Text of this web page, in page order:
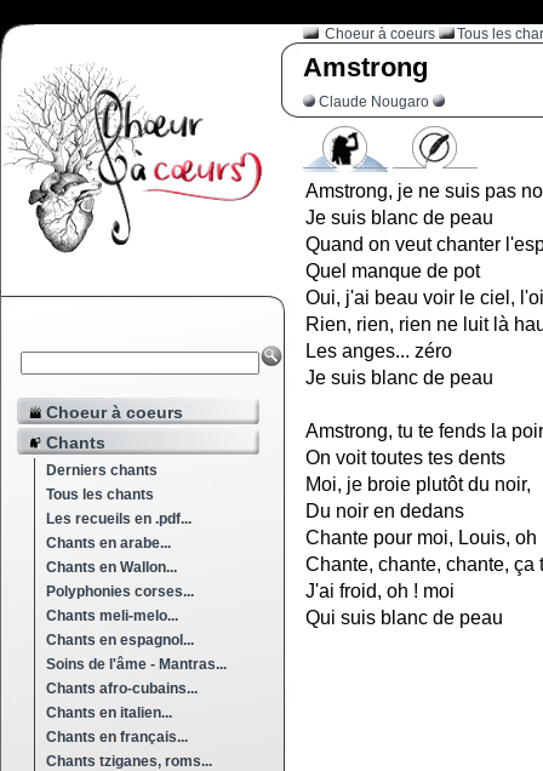
Choeur à coeurs
Chants
Derniers chants
Tous les chants
Les recueils en .pdf...
Chants en arabe...
Chants en Wallon...
Polyphonies corses...
Chants meli-melo...
Chants en espagnol...
Soins de l'âme - Mantras...
Chants afro-cubains...
Chants en italien...
Chants en français...
Chants tziganes, roms...
Choeur à coeurs Tous les
Amstrong
Claude Nougaro
Amstrong, je ne suis pas
Je suis blanc de peau
Quand on veut chanter
Quel manque de pot
Oui, j'ai beau voir le ciel,
Rien, rien, rien ne luit là
Les anges... zéro
Je suis blanc de peau
Amstrong, tu te fends la
On voit toutes tes dents
Moi, je broie plutôt du noir,
Du noir en dedans
Chante pour moi, Louis, oh
Chante, chante, chante, ça
J'ai froid, oh ! moi
Qui suis blanc de peau